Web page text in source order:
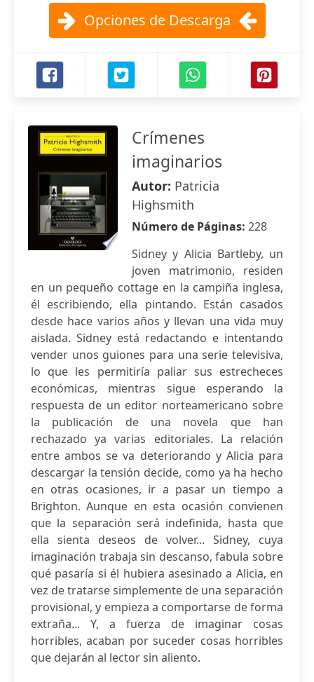
Opciones de Descarga
Crímenes
imaginarios
Autor: Patricia
Highsmith
Número de Páginas: 228
Sidney y Alicia Bartleby, un
joven matrimonio, residen
en un pequeño cottage en la campiña inglesa,
él escribiendo, ella pintando. Están casados
desde hace varios años y llevan una vida muy
aislada. Sidney está redactando e intentando
vender unos guiones para una serie televisiva,
lo que les permitiría paliar sus estrecheces
económicas, mientras sigue esperando la
respuesta de un editor norteamericano sobre
la publicación de una novela que han
rechazado ya varias editoriales. La relación
entre ambos se va deteriorando y Alicia para
descargar la tensión decide, como ya ha hecho
en otras ocasiones, ir a pasar un tiempo a
Brighton. Aunque en esta ocasión convienen
que la separación será indefinida, hasta que
ella sienta deseos de volver... Sidney, cuya
imaginación trabaja sin descanso, fabula sobre
qué pasaría si él hubiera asesinado a Alicia, en
vez de tratarse simplemente de una separación
provisional, y empieza a comportarse de forma
extraña... Y, a fuerza de imaginar cosas
horribles, acaban por suceder cosas horribles
que dejarán al lector sin aliento.